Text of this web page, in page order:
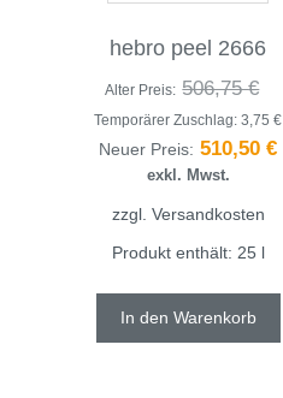
hebro peel 2666
Alter Preis: 506,75€
Temporärer Zuschlag:3,75€
Neuer Preis: 510,50€
exkl. Mwst.
zzgl. Versandkosten
Produkt enthält: 25 l
In den Warenkorb